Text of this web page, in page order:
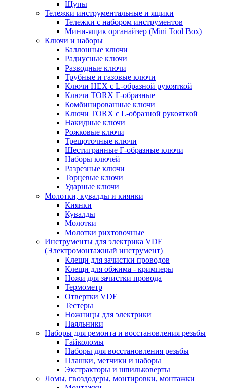
Щупы
Тележки инструментальные и ящики
Тележки с набором инструментов
Мини-ящик органайзер (Mini Tool Box)
Ключи и наборы
Баллонные ключи
Радиусные ключи
Разводные ключи
Трубные и газовые ключи
Ключи HEX с L-образной рукояткой
Ключи TORX Г-образные
Комбинированные ключи
Ключи TORX с L-образной рукояткой
Накидные ключи
Рожковые ключи
Трещоточные ключи
Шестигранные Г-образные ключи
Наборы ключей
Разрезные ключи
Торцевые ключи
Ударные ключи
Молотки, кувалды и киянки
Киянки
Кувалды
Молотки
Молотки рихтовочные
Инструменты для электрика VDE
(Электромонтажный инструмент)
Клещи для зачистки проводов
Клещи для обжима - кримперы
Ножи для зачистки провода
Термометр
Отвертки VDE
Тестеры
Ножницы для электрики
Паяльники
Наборы для ремонта и восстановления резьбы
Гайколомы
Наборы для восстановления резьбы
Плашки, метчики и наборы
Экстракторы и шпильковерты
Ломы, гвоздодеры, монтировки, монтажки